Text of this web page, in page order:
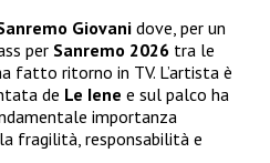
Giovani dove, per un
per Sanremo 2026 tra le
fatto ritorno in TV. L’artista è
de Le Iene e sul palco ha
importanza
fragilità, responsabilità e